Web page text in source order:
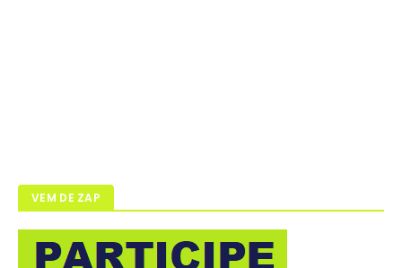
VEM DE ZAP